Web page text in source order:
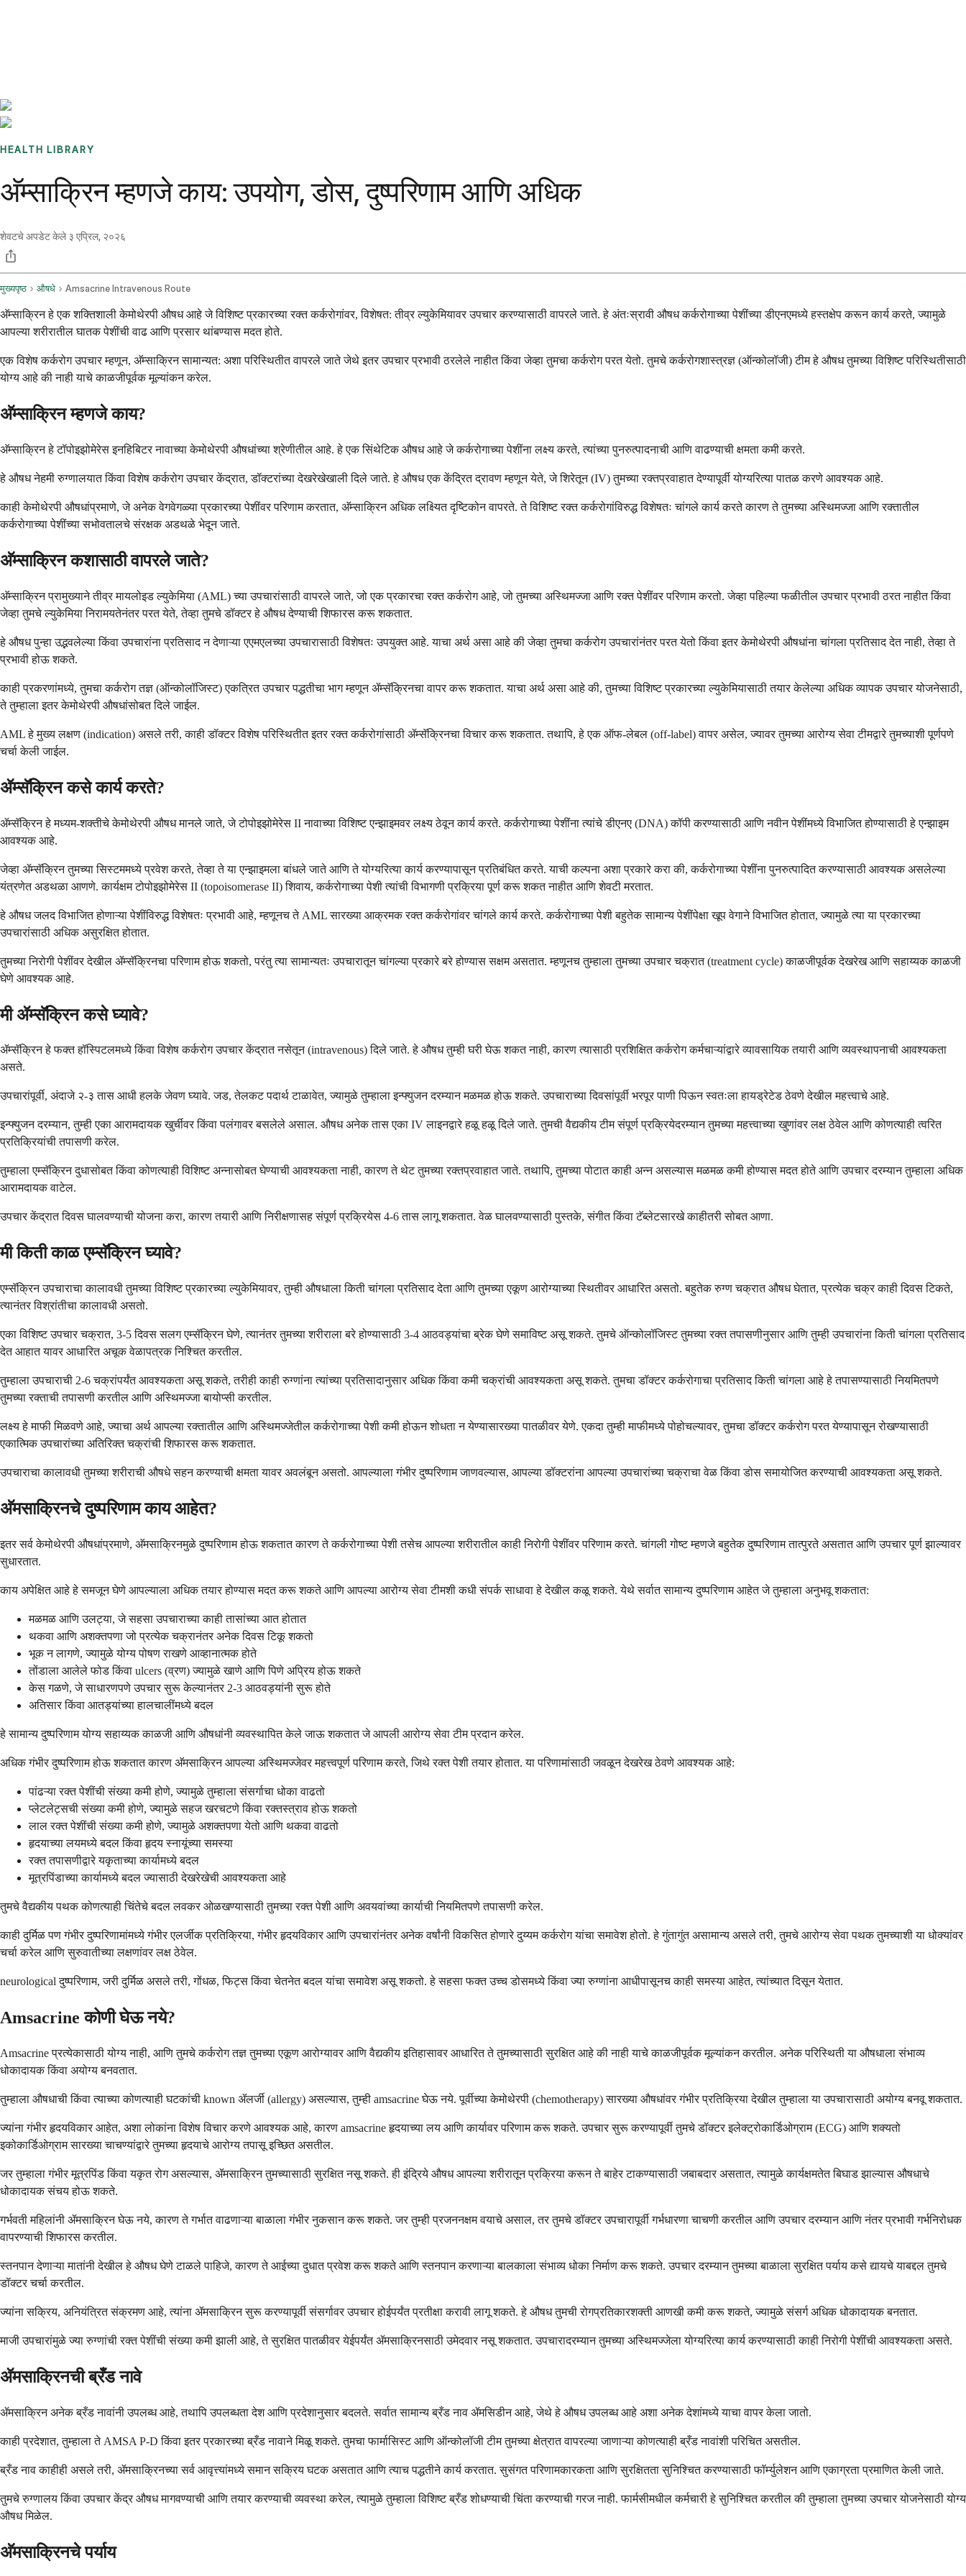
HEALTH LIBRARY
अ‍ॅम्साक्रिन म्हणजे काय: उपयोग, डोस, दुष्परिणाम आणि अधिक
शेवटचे अपडेट केले ३ एप्रिल, २०२६
मुख्यपृष्ठ औषधे Amsacrine Intravenous Route
अ‍ॅम्साक्रिन हे एक शक्तिशाली केमोथेरपी औषध आहे जे विशिष्ट प्रकारच्या रक्त कर्करोगांवर, विशेषत: तीव्र ल्युकेमियावर उपचार करण्यासाठी वापरले जाते. हे अंतःस्रावी औषध कर्करोगाच्या पेशींच्या डीएनएमध्ये हस्तक्षेप करून कार्य करते, ज्यामुळे
आपल्या शरीरातील घातक पेशींची वाढ आणि प्रसार थांबण्यास मदत होते.
एक विशेष कर्करोग उपचार म्हणून, अ‍ॅम्साक्रिन सामान्यत: अशा परिस्थितीत वापरले जाते जेथे इतर उपचार प्रभावी ठरलेले नाहीत किंवा जेव्हा तुमचा कर्करोग परत येतो. तुमचे कर्करोगशास्त्रज्ञ (ऑन्कोलॉजी) टीम हे औषध तुमच्या विशिष्ट परिस्थितीसाठी
योग्य आहे की नाही याचे काळजीपूर्वक मूल्यांकन करेल.
अ‍ॅम्साक्रिन म्हणजे काय?
अ‍ॅम्साक्रिन हे टॉपोइझोमेरेस इनहिबिटर नावाच्या केमोथेरपी औषधांच्या श्रेणीतील आहे. हे एक सिंथेटिक औषध आहे जे कर्करोगाच्या पेशींना लक्ष्य करते, त्यांच्या पुनरुत्पादनाची आणि वाढण्याची क्षमता कमी करते.
हे औषध नेहमी रुग्णालयात किंवा विशेष कर्करोग उपचार केंद्रात, डॉक्टरांच्या देखरेखेखाली दिले जाते. हे औषध एक केंद्रित द्रावण म्हणून येते, जे शिरेतून (IV) तुमच्या रक्तप्रवाहात देण्यापूर्वी योग्यरित्या पातळ करणे आवश्यक आहे.
काही केमोथेरपी औषधांप्रमाणे, जे अनेक वेगवेगळ्या प्रकारच्या पेशींवर परिणाम करतात, अ‍ॅम्साक्रिन अधिक लक्ष्यित दृष्टिकोन वापरते. ते विशिष्ट रक्त कर्करोगांविरुद्ध विशेषतः चांगले कार्य करते कारण ते तुमच्या अस्थिमज्जा आणि रक्तातील
कर्करोगाच्या पेशींच्या सभोवतालचे संरक्षक अडथळे भेदून जाते.
अ‍ॅम्साक्रिन कशासाठी वापरले जाते?
अ‍ॅम्साक्रिन प्रामुख्याने तीव्र मायलोइड ल्युकेमिया (AML) च्या उपचारांसाठी वापरले जाते, जो एक प्रकारचा रक्त कर्करोग आहे, जो तुमच्या अस्थिमज्जा आणि रक्त पेशींवर परिणाम करतो. जेव्हा पहिल्या फळीतील उपचार प्रभावी ठरत नाहीत किंवा
जेव्हा तुमचे ल्युकेमिया निरामयतेनंतर परत येते, तेव्हा तुमचे डॉक्टर हे औषध देण्याची शिफारस करू शकतात.
हे औषध पुन्हा उद्भवलेल्या किंवा उपचारांना प्रतिसाद न देणाऱ्या एएमएलच्या उपचारासाठी विशेषतः उपयुक्त आहे. याचा अर्थ असा आहे की जेव्हा तुमचा कर्करोग उपचारांनंतर परत येतो किंवा इतर केमोथेरपी औषधांना चांगला प्रतिसाद देत नाही, तेव्हा ते
प्रभावी होऊ शकते.
काही प्रकरणांमध्ये, तुमचा कर्करोग तज्ञ (ऑन्कोलॉजिस्ट) एकत्रित उपचार पद्धतीचा भाग म्हणून ॲम्सॅक्रिनचा वापर करू शकतात. याचा अर्थ असा आहे की, तुमच्या विशिष्ट प्रकारच्या ल्युकेमियासाठी तयार केलेल्या अधिक व्यापक उपचार योजनेसाठी,
ते तुम्हाला इतर केमोथेरपी औषधांसोबत दिले जाईल.
AML हे मुख्य लक्षण (indication) असले तरी, काही डॉक्टर विशेष परिस्थितीत इतर रक्त कर्करोगांसाठी ॲम्सॅक्रिनचा विचार करू शकतात. तथापि, हे एक ऑफ-लेबल (off-label) वापर असेल, ज्यावर तुमच्या आरोग्य सेवा टीमद्वारे तुमच्याशी पूर्णपणे
चर्चा केली जाईल.
ॲम्सॅक्रिन कसे कार्य करते?
ॲम्सॅक्रिन हे मध्यम-शक्तीचे केमोथेरपी औषध मानले जाते, जे टोपोइझोमेरेस II नावाच्या विशिष्ट एन्झाइमवर लक्ष्य ठेवून कार्य करते. कर्करोगाच्या पेशींना त्यांचे डीएनए (DNA) कॉपी करण्यासाठी आणि नवीन पेशींमध्ये विभाजित होण्यासाठी हे एन्झाइम
आवश्यक आहे.
जेव्हा ॲम्सॅक्रिन तुमच्या सिस्टममध्ये प्रवेश करते, तेव्हा ते या एन्झाइमला बांधले जाते आणि ते योग्यरित्या कार्य करण्यापासून प्रतिबंधित करते. याची कल्पना अशा प्रकारे करा की, कर्करोगाच्या पेशींना पुनरुत्पादित करण्यासाठी आवश्यक असलेल्या
यंत्रणेत अडथळा आणणे. कार्यक्षम टोपोइझोमेरेस II (topoisomerase II) शिवाय, कर्करोगाच्या पेशी त्यांची विभागणी प्रक्रिया पूर्ण करू शकत नाहीत आणि शेवटी मरतात.
हे औषध जलद विभाजित होणाऱ्या पेशींविरुद्ध विशेषतः प्रभावी आहे, म्हणूनच ते AML सारख्या आक्रमक रक्त कर्करोगांवर चांगले कार्य करते. कर्करोगाच्या पेशी बहुतेक सामान्य पेशींपेक्षा खूप वेगाने विभाजित होतात, ज्यामुळे त्या या प्रकारच्या
उपचारांसाठी अधिक असुरक्षित होतात.
तुमच्या निरोगी पेशींवर देखील ॲम्सॅक्रिनचा परिणाम होऊ शकतो, परंतु त्या सामान्यतः उपचारातून चांगल्या प्रकारे बरे होण्यास सक्षम असतात. म्हणूनच तुम्हाला तुमच्या उपचार चक्रात (treatment cycle) काळजीपूर्वक देखरेख आणि सहाय्यक काळजी
घेणे आवश्यक आहे.
मी ॲम्सॅक्रिन कसे घ्यावे?
ॲम्सॅक्रिन हे फक्त हॉस्पिटलमध्ये किंवा विशेष कर्करोग उपचार केंद्रात नसेतून (intravenous) दिले जाते. हे औषध तुम्ही घरी घेऊ शकत नाही, कारण त्यासाठी प्रशिक्षित कर्करोग कर्मचाऱ्यांद्वारे व्यावसायिक तयारी आणि व्यवस्थापनाची आवश्यकता
असते.
उपचारांपूर्वी, अंदाजे २-३ तास आधी हलके जेवण घ्यावे. जड, तेलकट पदार्थ टाळावेत, ज्यामुळे तुम्हाला इन्फ्युजन दरम्यान मळमळ होऊ शकते. उपचाराच्या दिवसांपूर्वी भरपूर पाणी पिऊन स्वतःला हायड्रेटेड ठेवणे देखील महत्त्वाचे आहे.
इन्फ्युजन दरम्यान, तुम्ही एका आरामदायक खुर्चीवर किंवा पलंगावर बसलेले असाल. औषध अनेक तास एका IV लाइनद्वारे हळू हळू दिले जाते. तुमची वैद्यकीय टीम संपूर्ण प्रक्रियेदरम्यान तुमच्या महत्त्वाच्या खुणांवर लक्ष ठेवेल आणि कोणत्याही त्वरित
प्रतिक्रियांची तपासणी करेल.
तुम्हाला एम्सॅक्रिन दुधासोबत किंवा कोणत्याही विशिष्ट अन्नासोबत घेण्याची आवश्यकता नाही, कारण ते थेट तुमच्या रक्तप्रवाहात जाते. तथापि, तुमच्या पोटात काही अन्न असल्यास मळमळ कमी होण्यास मदत होते आणि उपचार दरम्यान तुम्हाला अधिक
आरामदायक वाटेल.
उपचार केंद्रात दिवस घालवण्याची योजना करा, कारण तयारी आणि निरीक्षणासह संपूर्ण प्रक्रियेस 4-6 तास लागू शकतात. वेळ घालवण्यासाठी पुस्तके, संगीत किंवा टॅब्लेटसारखे काहीतरी सोबत आणा.
मी किती काळ एम्सॅक्रिन घ्यावे?
एम्सॅक्रिन उपचाराचा कालावधी तुमच्या विशिष्ट प्रकारच्या ल्युकेमियावर, तुम्ही औषधाला किती चांगला प्रतिसाद देता आणि तुमच्या एकूण आरोग्याच्या स्थितीवर आधारित असतो. बहुतेक रुग्ण चक्रात औषध घेतात, प्रत्येक चक्र काही दिवस टिकते,
त्यानंतर विश्रांतीचा कालावधी असतो.
एका विशिष्ट उपचार चक्रात, 3-5 दिवस सलग एम्सॅक्रिन घेणे, त्यानंतर तुमच्या शरीराला बरे होण्यासाठी 3-4 आठवड्यांचा ब्रेक घेणे समाविष्ट असू शकते. तुमचे ऑन्कोलॉजिस्ट तुमच्या रक्त तपासणीनुसार आणि तुम्ही उपचारांना किती चांगला प्रतिसाद
देत आहात यावर आधारित अचूक वेळापत्रक निश्चित करतील.
तुम्हाला उपचाराची 2-6 चक्रांपर्यंत आवश्यकता असू शकते, तरीही काही रुग्णांना त्यांच्या प्रतिसादानुसार अधिक किंवा कमी चक्रांची आवश्यकता असू शकते. तुमचा डॉक्टर कर्करोगाचा प्रतिसाद किती चांगला आहे हे तपासण्यासाठी नियमितपणे
तुमच्या रक्ताची तपासणी करतील आणि अस्थिमज्जा बायोप्सी करतील.
लक्ष्य हे माफी मिळवणे आहे, ज्याचा अर्थ आपल्या रक्तातील आणि अस्थिमज्जेतील कर्करोगाच्या पेशी कमी होऊन शोधता न येण्यासारख्या पातळीवर येणे. एकदा तुम्ही माफीमध्ये पोहोचल्यावर, तुमचा डॉक्टर कर्करोग परत येण्यापासून रोखण्यासाठी
एकात्मिक उपचारांच्या अतिरिक्त चक्रांची शिफारस करू शकतात.
उपचाराचा कालावधी तुमच्या शरीराची औषधे सहन करण्याची क्षमता यावर अवलंबून असतो. आपल्याला गंभीर दुष्परिणाम जाणवल्यास, आपल्या डॉक्टरांना आपल्या उपचारांच्या चक्राचा वेळ किंवा डोस समायोजित करण्याची आवश्यकता असू शकते.
अ‍ॅमसाक्रिनचे दुष्परिणाम काय आहेत?
इतर सर्व केमोथेरपी औषधांप्रमाणे, अ‍ॅमसाक्रिनमुळे दुष्परिणाम होऊ शकतात कारण ते कर्करोगाच्या पेशी तसेच आपल्या शरीरातील काही निरोगी पेशींवर परिणाम करते. चांगली गोष्ट म्हणजे बहुतेक दुष्परिणाम तात्पुरते असतात आणि उपचार पूर्ण झाल्यावर
सुधारतात.
काय अपेक्षित आहे हे समजून घेणे आपल्याला अधिक तयार होण्यास मदत करू शकते आणि आपल्या आरोग्य सेवा टीमशी कधी संपर्क साधावा हे देखील कळू शकते. येथे सर्वात सामान्य दुष्परिणाम आहेत जे तुम्हाला अनुभवू शकतात:
मळमळ आणि उलट्या, जे सहसा उपचाराच्या काही तासांच्या आत होतात
थकवा आणि अशक्तपणा जो प्रत्येक चक्रानंतर अनेक दिवस टिकू शकतो
भूक न लागणे, ज्यामुळे योग्य पोषण राखणे आव्हानात्मक होते
तोंडाला आलेले फोड किंवा ulcers (व्रण) ज्यामुळे खाणे आणि पिणे अप्रिय होऊ शकते
केस गळणे, जे साधारणपणे उपचार सुरू केल्यानंतर 2-3 आठवड्यांनी सुरू होते
अतिसार किंवा आतड्यांच्या हालचालींमध्ये बदल
हे सामान्य दुष्परिणाम योग्य सहाय्यक काळजी आणि औषधांनी व्यवस्थापित केले जाऊ शकतात जे आपली आरोग्य सेवा टीम प्रदान करेल.
अधिक गंभीर दुष्परिणाम होऊ शकतात कारण अ‍ॅमसाक्रिन आपल्या अस्थिमज्जेवर महत्त्वपूर्ण परिणाम करते, जिथे रक्त पेशी तयार होतात. या परिणामांसाठी जवळून देखरेख ठेवणे आवश्यक आहे:
पांढऱ्या रक्त पेशींची संख्या कमी होणे, ज्यामुळे तुम्हाला संसर्गाचा धोका वाढतो
प्लेटलेट्सची संख्या कमी होणे, ज्यामुळे सहज खरचटणे किंवा रक्तस्त्राव होऊ शकतो
लाल रक्त पेशींची संख्या कमी होणे, ज्यामुळे अशक्तपणा येतो आणि थकवा वाढतो
हृदयाच्या लयमध्ये बदल किंवा हृदय स्नायूंच्या समस्या
रक्त तपासणीद्वारे यकृताच्या कार्यामध्ये बदल
मूत्रपिंडाच्या कार्यामध्ये बदल ज्यासाठी देखरेखेची आवश्यकता आहे
तुमचे वैद्यकीय पथक कोणत्याही चिंतेचे बदल लवकर ओळखण्यासाठी तुमच्या रक्त पेशी आणि अवयवांच्या कार्याची नियमितपणे तपासणी करेल.
काही दुर्मिळ पण गंभीर दुष्परिणामांमध्ये गंभीर एलर्जीक प्रतिक्रिया, गंभीर हृदयविकार आणि उपचारांनंतर अनेक वर्षांनी विकसित होणारे दुय्यम कर्करोग यांचा समावेश होतो. हे गुंतागुंत असामान्य असले तरी, तुमचे आरोग्य सेवा पथक तुमच्याशी या धोक्यांवर
चर्चा करेल आणि सुरुवातीच्या लक्षणांवर लक्ष ठेवेल.
neurological दुष्परिणाम, जरी दुर्मिळ असले तरी, गोंधळ, फिट्स किंवा चेतनेत बदल यांचा समावेश असू शकतो. हे सहसा फक्त उच्च डोसमध्ये किंवा ज्या रुग्णांना आधीपासूनच काही समस्या आहेत, त्यांच्यात दिसून येतात.
Amsacrine कोणी घेऊ नये?
Amsacrine प्रत्येकासाठी योग्य नाही, आणि तुमचे कर्करोग तज्ञ तुमच्या एकूण आरोग्यावर आणि वैद्यकीय इतिहासावर आधारित ते तुमच्यासाठी सुरक्षित आहे की नाही याचे काळजीपूर्वक मूल्यांकन करतील. अनेक परिस्थिती या औषधाला संभाव्य
धोकादायक किंवा अयोग्य बनवतात.
तुम्हाला औषधाची किंवा त्याच्या कोणत्याही घटकांची known ॲलर्जी (allergy) असल्यास, तुम्ही amsacrine घेऊ नये. पूर्वीच्या केमोथेरपी (chemotherapy) सारख्या औषधांवर गंभीर प्रतिक्रिया देखील तुम्हाला या उपचारासाठी अयोग्य बनवू शकतात.
ज्यांना गंभीर हृदयविकार आहेत, अशा लोकांना विशेष विचार करणे आवश्यक आहे, कारण amsacrine हृदयाच्या लय आणि कार्यावर परिणाम करू शकते. उपचार सुरू करण्यापूर्वी तुमचे डॉक्टर इलेक्ट्रोकार्डिओग्राम (ECG) आणि शक्यतो
इकोकार्डिओग्राम सारख्या चाचण्यांद्वारे तुमच्या हृदयाचे आरोग्य तपासू इच्छित असतील.
जर तुम्हाला गंभीर मूत्रपिंड किंवा यकृत रोग असल्यास, ॲमसाक्रिन तुमच्यासाठी सुरक्षित नसू शकते. ही इंद्रिये औषध आपल्या शरीरातून प्रक्रिया करून ते बाहेर टाकण्यासाठी जबाबदार असतात, त्यामुळे कार्यक्षमतेत बिघाड झाल्यास औषधाचे
धोकादायक संचय होऊ शकते.
गर्भवती महिलांनी ॲमसाक्रिन घेऊ नये, कारण ते गर्भात वाढणाऱ्या बाळाला गंभीर नुकसान करू शकते. जर तुम्ही प्रजननक्षम वयाचे असाल, तर तुमचे डॉक्टर उपचारापूर्वी गर्भधारणा चाचणी करतील आणि उपचार दरम्यान आणि नंतर प्रभावी गर्भनिरोधक
वापरण्याची शिफारस करतील.
स्तनपान देणाऱ्या मातांनी देखील हे औषध घेणे टाळले पाहिजे, कारण ते आईच्या दुधात प्रवेश करू शकते आणि स्तनपान करणाऱ्या बालकाला संभाव्य धोका निर्माण करू शकते. उपचार दरम्यान तुमच्या बाळाला सुरक्षित पर्याय कसे द्यायचे याबद्दल तुमचे
डॉक्टर चर्चा करतील.
ज्यांना सक्रिय, अनियंत्रित संक्रमण आहे, त्यांना ॲमसाक्रिन सुरू करण्यापूर्वी संसर्गावर उपचार होईपर्यंत प्रतीक्षा करावी लागू शकते. हे औषध तुमची रोगप्रतिकारशक्ती आणखी कमी करू शकते, ज्यामुळे संसर्ग अधिक धोकादायक बनतात.
माजी उपचारांमुळे ज्या रुग्णांची रक्त पेशींची संख्या कमी झाली आहे, ते सुरक्षित पातळीवर येईपर्यंत ॲमसाक्रिनसाठी उमेदवार नसू शकतात. उपचारादरम्यान तुमच्या अस्थिमज्जेला योग्यरित्या कार्य करण्यासाठी काही निरोगी पेशींची आवश्यकता असते.
ॲमसाक्रिनची ब्रँड नावे
ॲमसाक्रिन अनेक ब्रँड नावांनी उपलब्ध आहे, तथापि उपलब्धता देश आणि प्रदेशानुसार बदलते. सर्वात सामान्य ब्रँड नाव ॲमसिडीन आहे, जेथे हे औषध उपलब्ध आहे अशा अनेक देशांमध्ये याचा वापर केला जातो.
काही प्रदेशात, तुम्हाला ते AMSA P-D किंवा इतर प्रकारच्या ब्रँड नावाने मिळू शकते. तुमचा फार्मासिस्ट आणि ऑन्कोलॉजी टीम तुमच्या क्षेत्रात वापरल्या जाणाऱ्या कोणत्याही ब्रँड नावांशी परिचित असतील.
ब्रँड नाव काहीही असले तरी, ॲमसाक्रिनच्या सर्व आवृत्त्यांमध्ये समान सक्रिय घटक असतात आणि त्याच पद्धतीने कार्य करतात. सुसंगत परिणामकारकता आणि सुरक्षितता सुनिश्चित करण्यासाठी फॉर्म्युलेशन आणि एकाग्रता प्रमाणित केली जाते.
तुमचे रुग्णालय किंवा उपचार केंद्र औषध मागवण्याची आणि तयार करण्याची व्यवस्था करेल, त्यामुळे तुम्हाला विशिष्ट ब्रँड शोधण्याची चिंता करण्याची गरज नाही. फार्मसीमधील कर्मचारी हे सुनिश्चित करतील की तुम्हाला तुमच्या उपचार योजनेसाठी योग्य
औषध मिळेल.
अ‍ॅमसाक्रिनचे पर्याय